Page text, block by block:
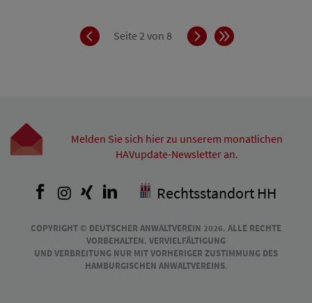
ZurückSeite 2 von 8 VorwärtsEnde
Melden Sie sich hier zu unserem monatlichen
HAVupdate-Newsletter an.
Facebook
Instagram
XingLinkedInRechtsstandort HH
COPYRIGHT © DEUTSCHER ANWALTVEREIN 2026. ALLE RECHTE
VORBEHALTEN. VERVIELFÄLTIGUNG
UND VERBREITUNG NUR MIT VORHERIGER ZUSTIMMUNG DES
HAMBURGISCHEN ANWALTVEREINS.